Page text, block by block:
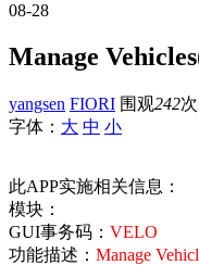
08-28
Manage
yangsen FIORI 围观242次
字体： 大 中 小
此APP实施相关信息：
模块：
GUI事务码： VELO
功能描述： Manage